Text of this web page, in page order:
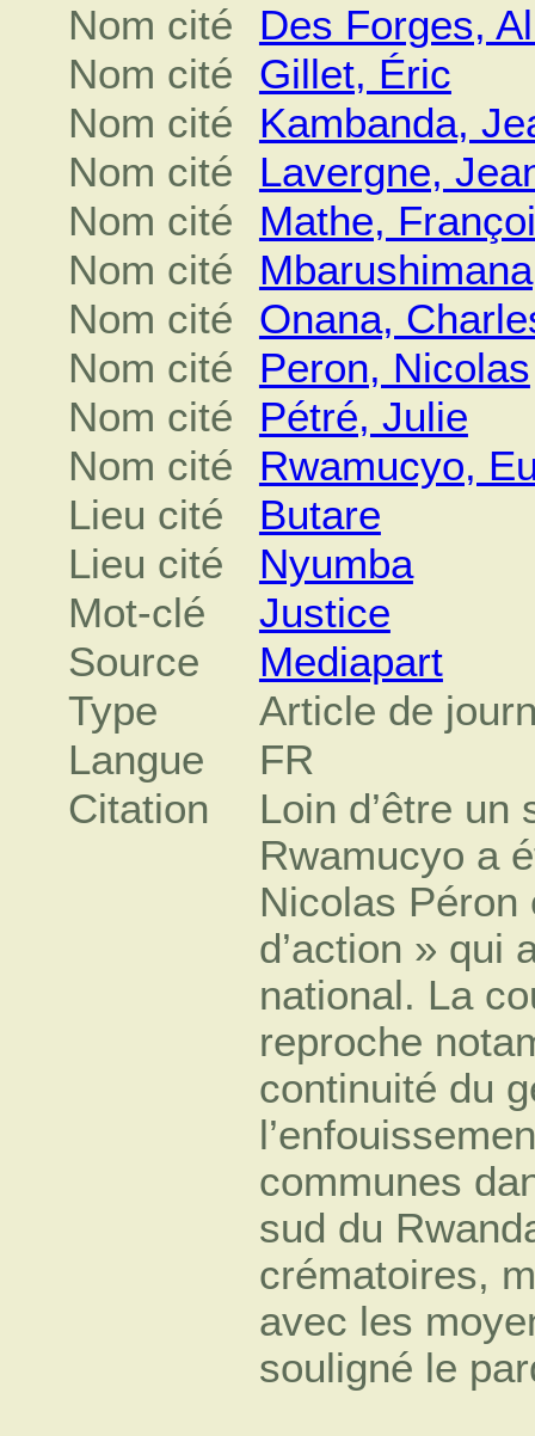
Nom cité
Des Forges,
Nom cité
Gillet, Éric
Nom cité
Kambanda,
Nom cité
Lavergne,
Nom cité
Mathe,
Nom cité
Nom cité
Onana,
Nom cité
Peron, Nicolas
Nom cité
Pétré, Julie
Nom cité
Rwamucyo,
Lieu cité
Butare
Lieu cité
Nyumba
Mot-clé
Justice
Source
Mediapart
Type
Article de
Langue
FR
Citation
Loin d’être
Rwamucyo a
Nicolas Péron
d’action » qui
national. La
reproche
continuité du
communes
sud du
crématoires,
avec les
souligné le